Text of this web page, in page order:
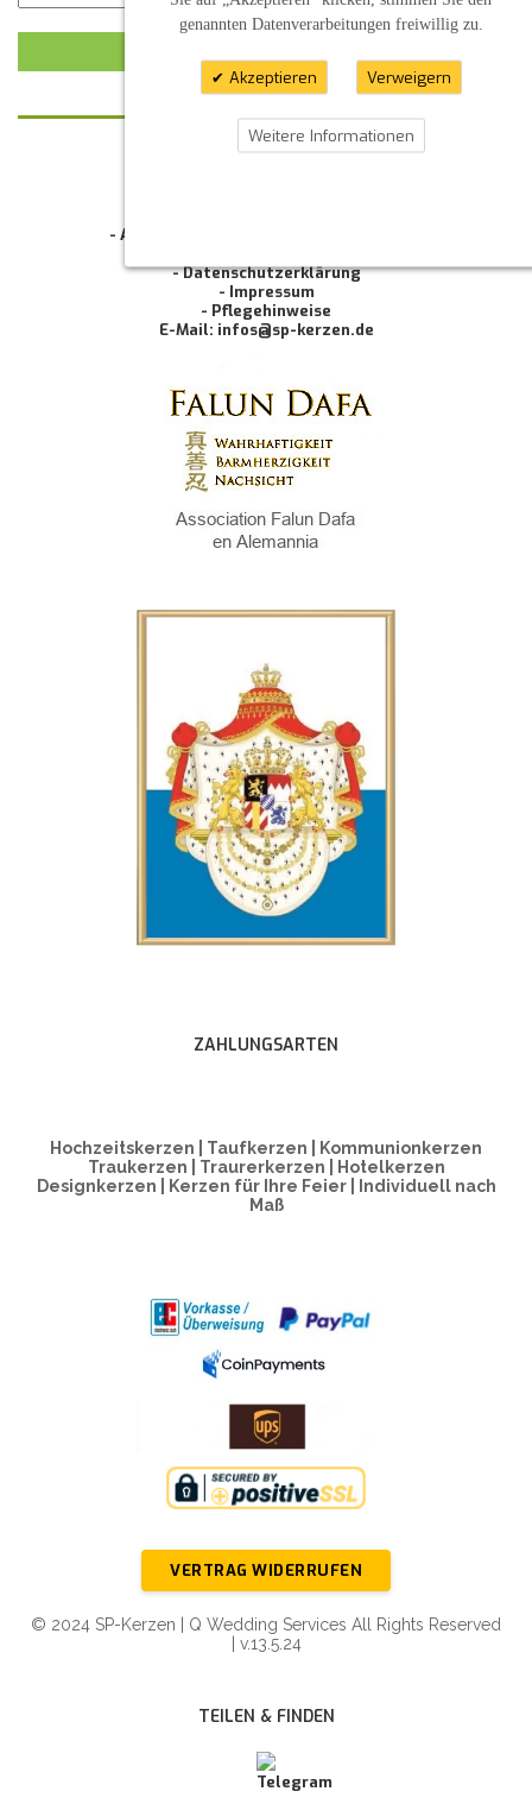
- Allgemeine Geschäftsbedingung (AGB)
- Datenschutzerklärung
- Impressum
- Pflegehinweise
E-Mail: infos@sp-kerzen.de
ZAHLUNGSARTEN
Hochzeitskerzen | Taufkerzen | Kommunionkerzen
Traukerzen | Traurerkerzen | Hotelkerzen
Designkerzen | Kerzen für Ihre Feier | Individuell nach
Maß
VERTRAG WIDERRUFEN
© 2024 SP-Kerzen | Q Wedding Services All Rights Reserved
| v.13.5.24
TEILEN & FINDEN
genannten Datenverarbeitungen freiwillig zu.
Akzeptieren Verweigern
Weitere Informationen